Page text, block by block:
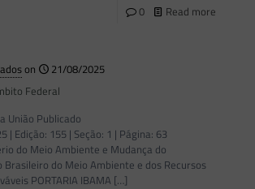
0 Read more
on
21/08/2025
Federal
União Publicado
| Edição: 155 | Seção: 1 | Página: 63
do Meio Ambiente e Mudança do
do Meio Ambiente e dos Recursos
PORTARIA IBAMA […]